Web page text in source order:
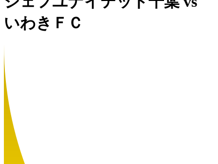
いわきＦＣ